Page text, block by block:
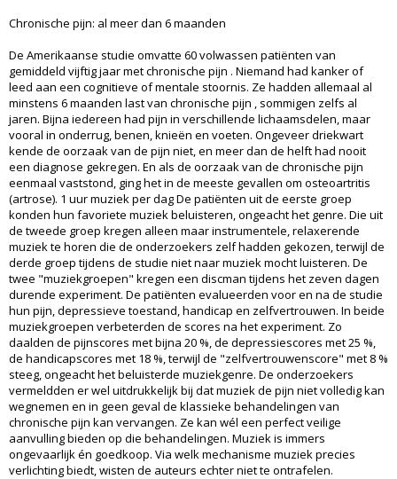
Chronische pijn: al meer dan 6 maanden
De Amerikaanse studie omvatte 60 volwassen patiënten van
gemiddeld vijftig jaar met chronische pijn . Niemand had kanker of
leed aan een cognitieve of mentale stoornis. Ze hadden allemaal al
minstens 6 maanden last van chronische pijn , sommigen zelfs al
jaren. Bijna iedereen had pijn in verschillende lichaamsdelen, maar
vooral in onderrug, benen, knieën en voeten. Ongeveer driekwart
kende de oorzaak van de pijn niet, en meer dan de helft had nooit
een diagnose gekregen. En als de oorzaak van de chronische pijn
eenmaal vaststond, ging het in de meeste gevallen om osteoartritis
(artrose). 1 uur muziek per dag De patiënten uit de eerste groep
konden hun favoriete muziek beluisteren, ongeacht het genre. Die uit
de tweede groep kregen alleen maar instrumentele, relaxerende
muziek te horen die de onderzoekers zelf hadden gekozen, terwijl de
derde groep tijdens de studie niet naar muziek mocht luisteren. De
twee "muziekgroepen" kregen een discman tijdens het zeven dagen
durende experiment. De patiënten evalueerden voor en na de studie
hun pijn, depressieve toestand, handicap en zelfvertrouwen. In beide
muziekgroepen verbeterden de scores na het experiment. Zo
daalden de pijnscores met bijna 20 %, de depressiescores met 25 %,
de handicapscores met 18 %, terwijl de "zelfvertrouwenscore" met 8 %
steeg, ongeacht het beluisterde muziekgenre. De onderzoekers
vermeldden er wel uitdrukkelijk bij dat muziek de pijn niet volledig kan
wegnemen en in geen geval de klassieke behandelingen van
chronische pijn kan vervangen. Ze kan wél een perfect veilige
aanvulling bieden op die behandelingen. Muziek is immers
ongevaarlijk én goedkoop. Via welk mechanisme muziek precies
verlichting biedt, wisten de auteurs echter niet te ontrafelen.